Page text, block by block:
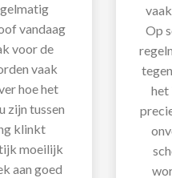
vandaag
voor de
vaak
hoe het
zijn tussen
klinkt
moeilijk
aan goed
Op
het